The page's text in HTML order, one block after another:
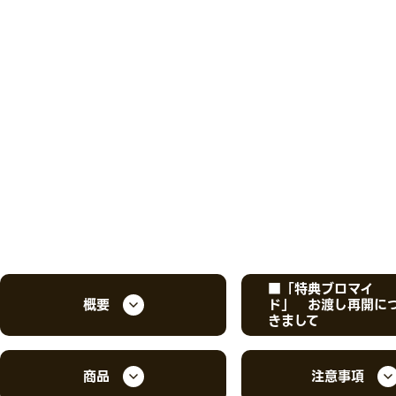
概要
■「特典ブロマイ
ド」 お渡し再開に
きまして
商品 注意事項